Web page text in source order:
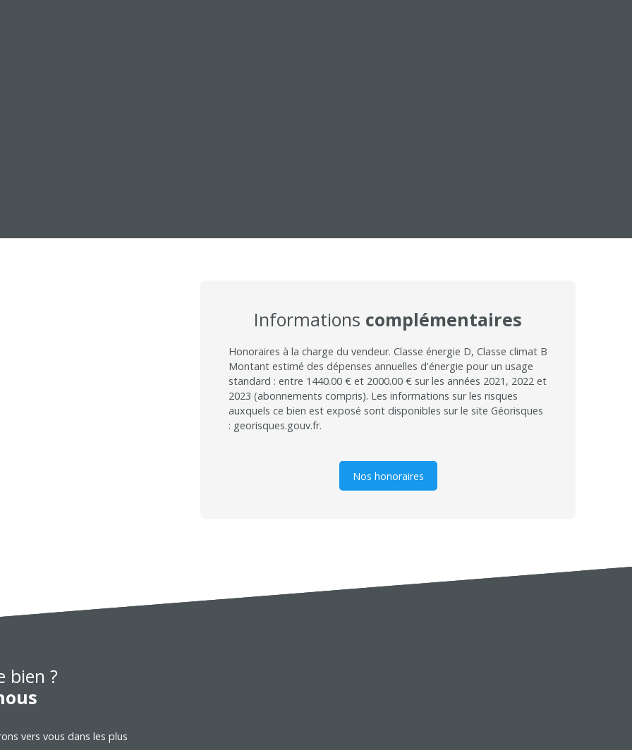
Informations complémentaires
Honoraires à la charge du vendeur. Classe énergie D, Classe climat B
Montant estimé des dépenses annuelles d'énergie pour un usage
standard : entre 1440.00 € et 2000.00 € sur les années 2021, 2022 et
2023 (abonnements compris). Les informations sur les risques
auxquels ce bien est exposé sont disponibles sur le site Géorisques
: georisques.gouv.fr.
Nos honoraires
bien ?
vers vous dans les plus